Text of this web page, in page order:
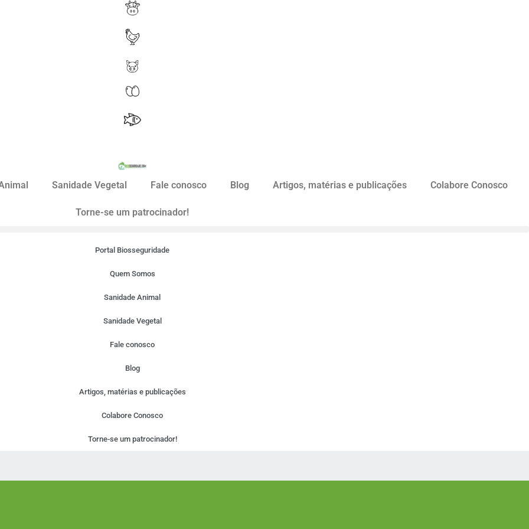
Sanidade Vegetal Fale conosco Blog Artigos, matérias e publicações Colabore Conosco
Torne-se um patrocinador!
Portal Biosseguridade
Quem Somos
Sanidade Animal
Sanidade Vegetal
Fale conosco
Blog
Artigos, matérias e publicações
Colabore Conosco
Torne-se um patrocinador!